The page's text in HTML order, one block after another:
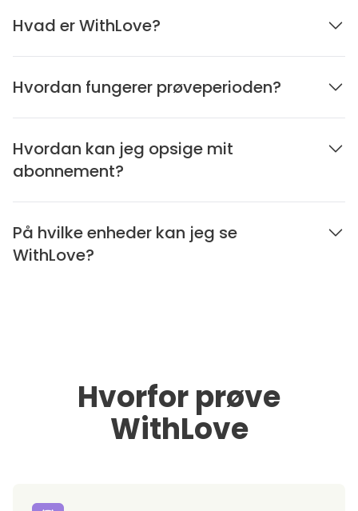
Hvad er WithLove?
Hvordan fungerer prøveperioden?
Hvordan kan jeg opsige mit
abonnement?
På hvilke enheder kan jeg se
WithLove?
Hvorfor prøve
WithLove